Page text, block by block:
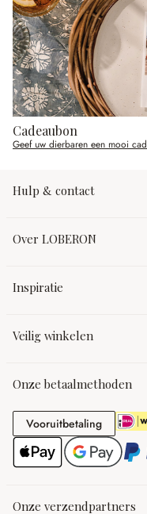
Cadeaubon
Geef uw dierbaren een mooi
Hulp & contact
Over LOBERON
Inspiratie
Veilig winkelen
Onze betaalmethoden
Vooruitbetaling
Onze verzendpartners